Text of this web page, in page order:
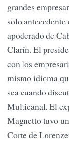
grandes
solo
apoderado de
Clarín. El
con los
mismo idioma
sea cuando
Multicanal. El
Magnetto tuvo
Corte de